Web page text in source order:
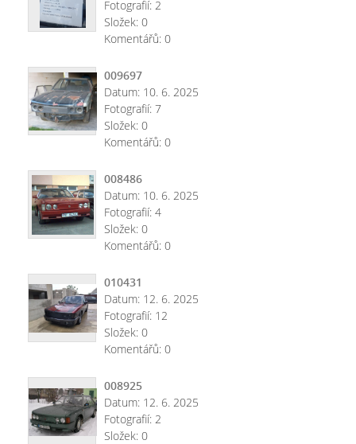
Fotografií: 2
Složek: 0
Komentářů: 0
009697
Datum: 10. 6. 2025
Fotografií: 7
Složek: 0
Komentářů: 0
008486
Datum: 10. 6. 2025
Fotografií: 4
Složek: 0
Komentářů: 0
010431
Datum: 12. 6. 2025
Fotografií: 12
Složek: 0
Komentářů: 0
008925
Datum: 12. 6. 2025
Fotografií: 2
Složek: 0